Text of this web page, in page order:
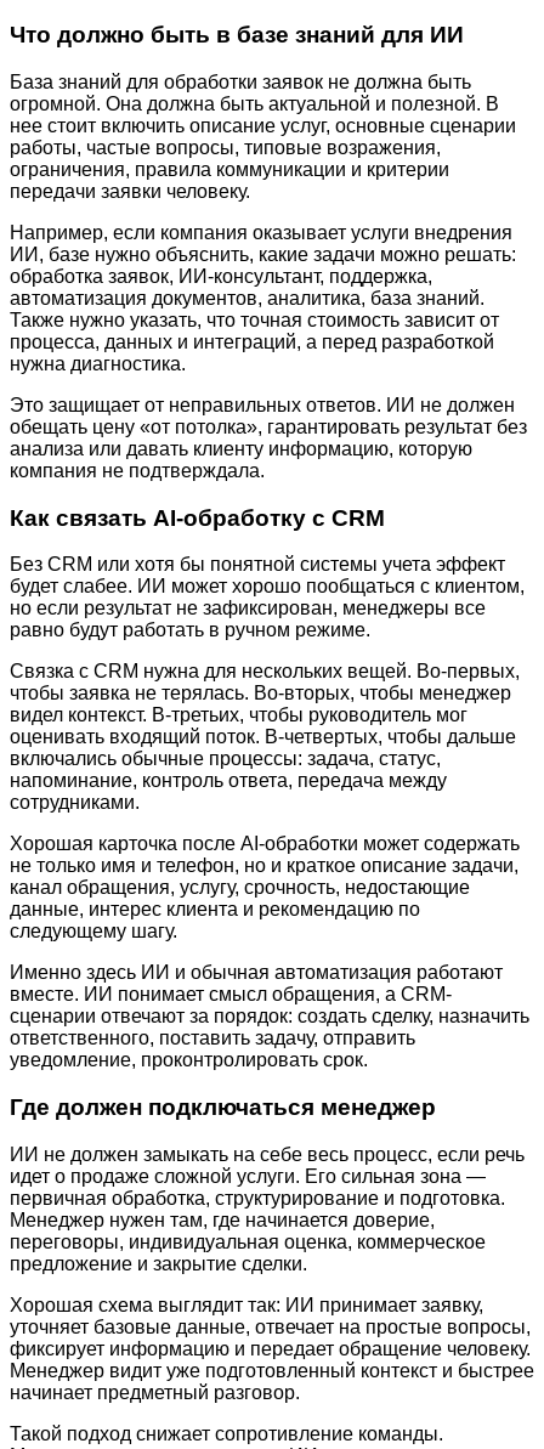
Что должно быть в базе знаний для ИИ
База знаний для обработки заявок не должна быть
огромной. Она должна быть актуальной и полезной. В
нее стоит включить описание услуг, основные сценарии
работы, частые вопросы, типовые возражения,
ограничения, правила коммуникации и критерии
передачи заявки человеку.
Например, если компания оказывает услуги внедрения
ИИ, базе нужно объяснить, какие задачи можно решать:
обработка заявок, ИИ-консультант, поддержка,
автоматизация документов, аналитика, база знаний.
Также нужно указать, что точная стоимость зависит от
процесса, данных и интеграций, а перед разработкой
нужна диагностика.
Это защищает от неправильных ответов. ИИ не должен
обещать цену «от потолка», гарантировать результат без
анализа или давать клиенту информацию, которую
компания не подтверждала.
Как связать AI-обработку с CRM
Без CRM или хотя бы понятной системы учета эффект
будет слабее. ИИ может хорошо пообщаться с клиентом,
но если результат не зафиксирован, менеджеры все
равно будут работать в ручном режиме.
Связка с CRM нужна для нескольких вещей. Во-первых,
чтобы заявка не терялась. Во-вторых, чтобы менеджер
видел контекст. В-третьих, чтобы руководитель мог
оценивать входящий поток. В-четвертых, чтобы дальше
включались обычные процессы: задача, статус,
напоминание, контроль ответа, передача между
сотрудниками.
Хорошая карточка после AI-обработки может содержать
не только имя и телефон, но и краткое описание задачи,
канал обращения, услугу, срочность, недостающие
данные, интерес клиента и рекомендацию по
следующему шагу.
Именно здесь ИИ и обычная автоматизация работают
вместе. ИИ понимает смысл обращения, а CRM-
сценарии отвечают за порядок: создать сделку, назначить
ответственного, поставить задачу, отправить
уведомление, проконтролировать срок.
Где должен подключаться менеджер
ИИ не должен замыкать на себе весь процесс, если речь
идет о продаже сложной услуги. Его сильная зона —
первичная обработка, структурирование и подготовка.
Менеджер нужен там, где начинается доверие,
переговоры, индивидуальная оценка, коммерческое
предложение и закрытие сделки.
Хорошая схема выглядит так: ИИ принимает заявку,
уточняет базовые данные, отвечает на простые вопросы,
фиксирует информацию и передает обращение человеку.
Менеджер видит уже подготовленный контекст и быстрее
начинает предметный разговор.
Такой подход снижает сопротивление команды.